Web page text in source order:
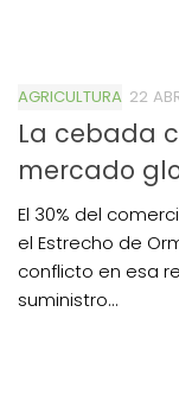
AGRICULTURA 22
La cebada
mercado
El 30% del
el Estrecho de
conflicto en esa
suministro...